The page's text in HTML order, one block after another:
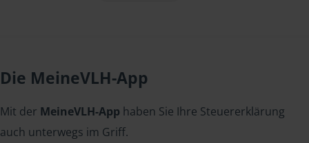
Die MeineVLH-App
Mit der MeineVLH-App haben Sie Ihre Steuererklärung
auch unterwegs im Griff.